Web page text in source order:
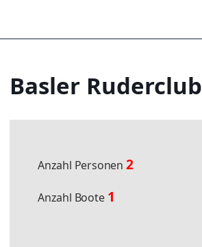
Basler Ruderclub
Anzahl Personen 2
Anzahl Boote 1